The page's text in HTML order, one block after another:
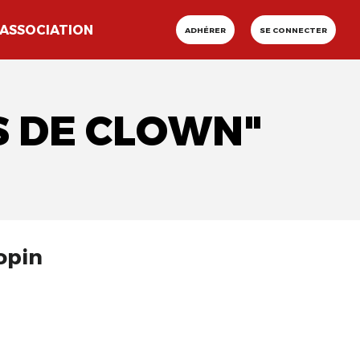
ASSOCIATION ADHÉRER SE CONNECTER
DE CLOWN"